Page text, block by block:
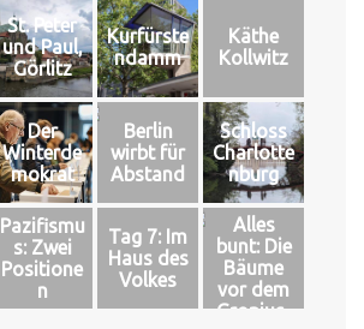
St. Peter
und Paul,
Görlitz
Kurfürste
ndamm
Käthe
Kollwitz
Der
Winterde
mokrat
Berlin
wirbt für
Abstand
Schloss
Charlotte
nburg
Pazifismu
s: Zwei
Positione
n
Tag 7: Im
Haus des
Volkes
Alles
bunt: Die
Bäume
vor dem
Gropius-